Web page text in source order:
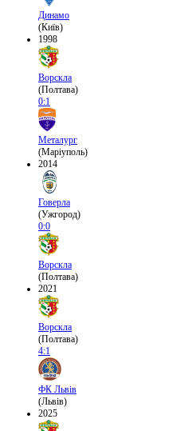
Динамо
(Київ)
1998
Ворскла
(Полтава)
0:1
Металург
(Маріуполь)
2014
Говерла
(Ужгород)
0:0
Ворскла
(Полтава)
2021
Ворскла
(Полтава)
4:1
ФК Львів
(Львів)
2025